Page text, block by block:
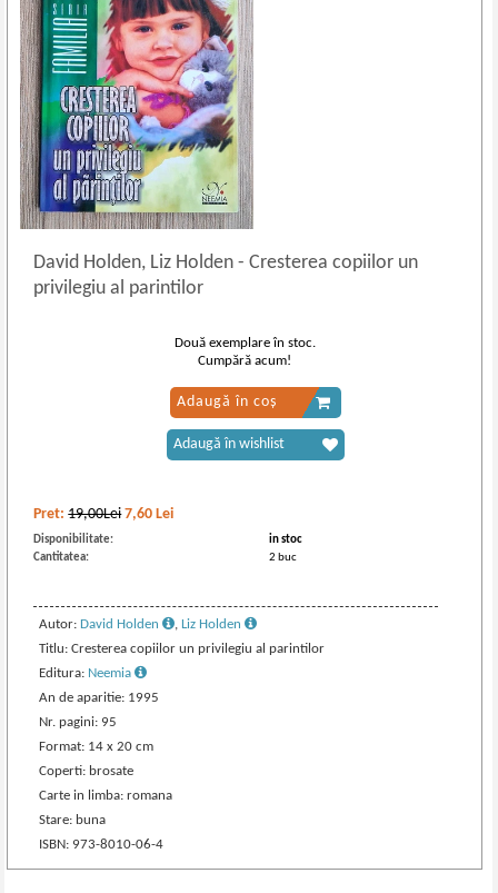
David Holden, Liz Holden- Cresterea copiilor un
privilegiu al parintilor
Pret:19,00Lei 7,60 Lei
Disponibilitate:
in stoc
Cantitatea:
2 buc
Autor:David Holden ,Liz Holden
Titlu: Cresterea copiilor un privilegiu al parintilor
Editura: Neemia
An de aparitie: 1995
Nr. pagini: 95
Format: 14 x 20 cm
Coperti: brosate
Carte in limba: romana
Stare: buna
ISBN: 973-8010-06-4
Două exemplare în stoc.
Cumpără acum!
Adaugă în coș
Adaugă în wishlist